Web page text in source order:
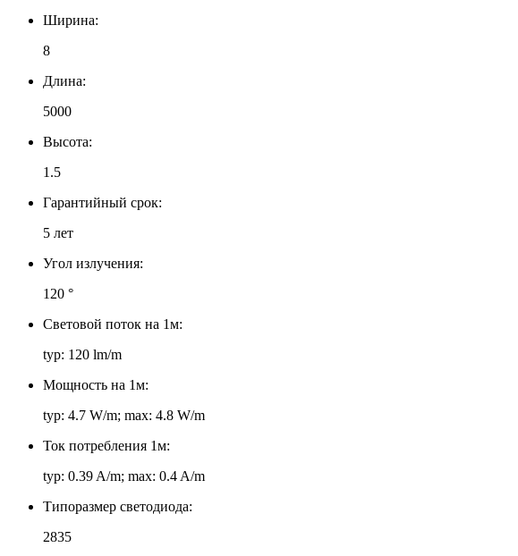
Ширина:
8
Длина:
5000
Высота:
1.5
Гарантийный срок:
5 лет
Угол излучения:
120 °
Световой поток на 1м:
typ: 120 lm/m
Мощность на 1м:
typ: 4.7 W/m; max: 4.8 W/m
Ток потребления 1м:
typ: 0.39 A/m; max: 0.4 A/m
Типоразмер светодиода:
2835